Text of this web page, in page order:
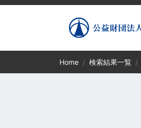
Home 検索結果一覧